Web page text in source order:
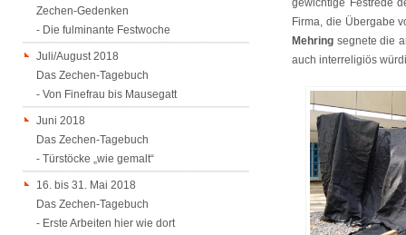
gewichtige Festrede
Firma, die Übergabe
Mehring segnete die
auch interreligiös
Zechen-Gedenken
- Die fulminante Festwoche
Juli/August 2018
Das Zechen-Tagebuch
- Von Finefrau bis Mausegatt
Juni 2018
Das Zechen-Tagebuch
- Türstöcke „wie gemalt“
16. bis 31. Mai 2018
Das Zechen-Tagebuch
- Erste Arbeiten hier wie dort